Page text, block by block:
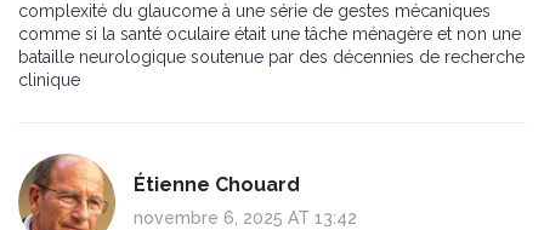
complexité du glaucome à une série de gestes mécaniques
comme si la santé oculaire était une tâche ménagère et non une
bataille neurologique soutenue par des décennies de recherche
clinique
Étienne Chouard
novembre 6, 2025 AT 13:42